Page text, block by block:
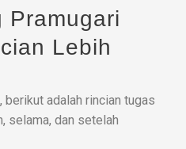
Pramugari
Lebih
berikut adalah rincian tugas
selama, dan setelah